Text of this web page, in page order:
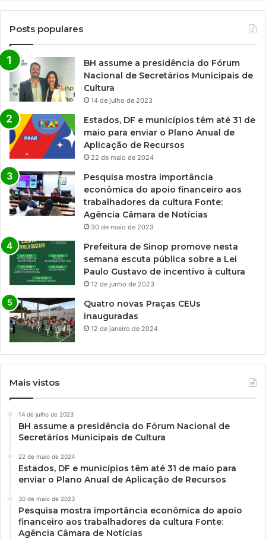
Posts populares
BH assume a presidência do Fórum
Nacional de Secretários Municipais de
Cultura
14 de julho de 2023
Estados, DF e municípios têm até 31 de
maio para enviar o Plano Anual de
Aplicação de Recursos
22 de maio de 2024
Pesquisa mostra importância
econômica do apoio financeiro aos
trabalhadores da cultura Fonte:
Agência Câmara de Notícias
30 de maio de 2023
Prefeitura de Sinop promove nesta
semana escuta pública sobre a Lei
Paulo Gustavo de incentivo à cultura
12 de junho de 2023
Quatro novas Praças CEUs
inauguradas
12 de janeiro de 2024
Mais vistos
14 de julho de 2023
BH assume a presidência do Fórum Nacional de
Secretários Municipais de Cultura
22 de maio de 2024
Estados, DF e municípios têm até 31 de maio para
enviar o Plano Anual de Aplicação de Recursos
30 de maio de 2023
Pesquisa mostra importância econômica do apoio
financeiro aos trabalhadores da cultura Fonte:
Agência Câmara de Notícias